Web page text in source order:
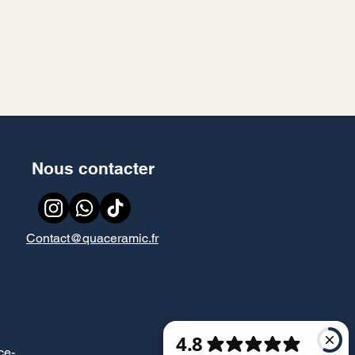
Nous contacter
Contact@quaceramic.fr